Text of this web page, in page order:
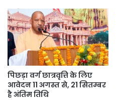
पिछड़ा वर्ग छात्रवृत्ति के लिए
आवेदन 11 अगस्त से, 21 सितम्बर
है अंतिम तिथि